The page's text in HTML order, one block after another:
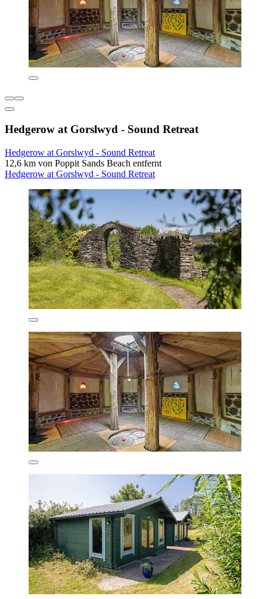
Hedgerow at Gorslwyd - Sound Retreat
Hedgerow at Gorslwyd - Sound Retreat
12,6 km von Poppit Sands Beach entfernt
Hedgerow at Gorslwyd - Sound Retreat